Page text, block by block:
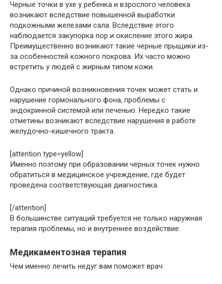
Черные точки в ухе у ребенка и взрослого человека
возникают вследствие повышенной выработки
подкожными железами сала. Вследствие этого
наблюдается закупорка пор и окисление этого жира.
Преимущественно возникают такие черные прыщики из-
за особенностей кожного покрова. Их часто можно
встретить у людей с жирным типом кожи.
Однако причиной возникновения точек может стать и
нарушение гормонального фона, проблемы с
эндокринной системой или печенью. Нередко такие
отметины возникают вследствие нарушения в работе
желудочно-кишечного тракта.
[attention type=yellow]
Именно поэтому при образовании черных точек нужно
обратиться в медицинское учреждение, где будет
проведена соответствующая диагностика.
[/attention]
В большинстве ситуаций требуется не только наружная
терапия проблемы, но и внутреннее воздействие.
Медикаментозная терапия
Чем именно лечить недуг вам поможет врач.